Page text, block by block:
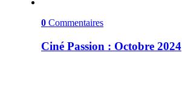
0 Commentaires
Ciné Passion : Octobre 2024